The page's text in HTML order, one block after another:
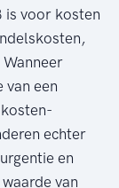
is voor kosten
van een
echter
en
van